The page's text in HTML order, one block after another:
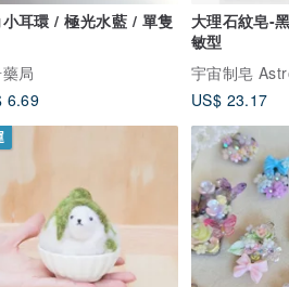
耳環 / 極光水藍 / 單隻
局
6.69
大理石紋皂-
敏型
宇宙制皂
US$ 23.17